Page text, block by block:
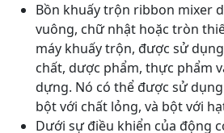
Bồn khuấy trộn ribbon mixer
vuông, chữ nhật hoặc tròn
máy khuấy trộn, được sử
chất, dược phẩm, thực phẩm
dựng. Nó có thể được sử
bột với chất lỏng, và bột với
Dưới sự điều khiển của động